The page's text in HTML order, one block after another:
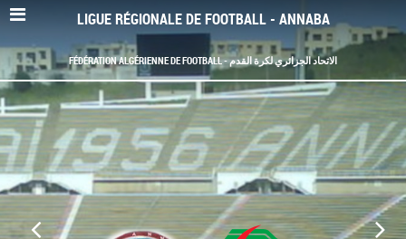
LIGUE RÉGIONALE DE FOOTBALL - ANNABA
FÉDÉRATION ALGÉRIENNE DE FOOTBALL - الاتحاد الجزائري لكرة القدم